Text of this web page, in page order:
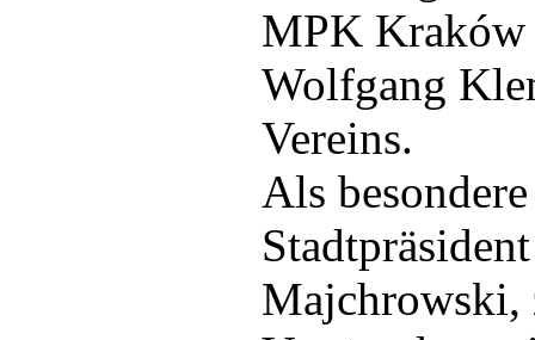
MPK Kraków
Wolfgang
Vereins.
Als
Majchrowski,